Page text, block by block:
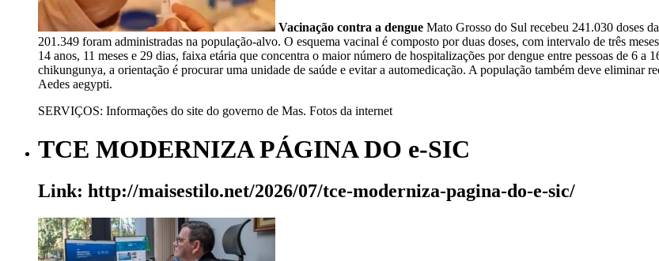
Vacinação contra a dengue Mato Grosso do Sul recebeu 241.030 doses
201.349 foram administradas na população-alvo. O esquema vacinal é composto por duas doses, com intervalo de três
14 anos, 11 meses e 29 dias, faixa etária que concentra o maior número de hospitalizações por dengue entre pessoas de 6 a
chikungunya, a orientação é procurar uma unidade de saúde e evitar a automedicação. A população também deve eliminar
Aedes aegypti.
SERVIÇOS: Informações do site do governo de Mas. Fotos da internet
TCE MODERNIZA PÁGINA DO e-SIC
Link: http://maisestilo.net/2026/07/tce-moderniza-pagina-do-e-sic/